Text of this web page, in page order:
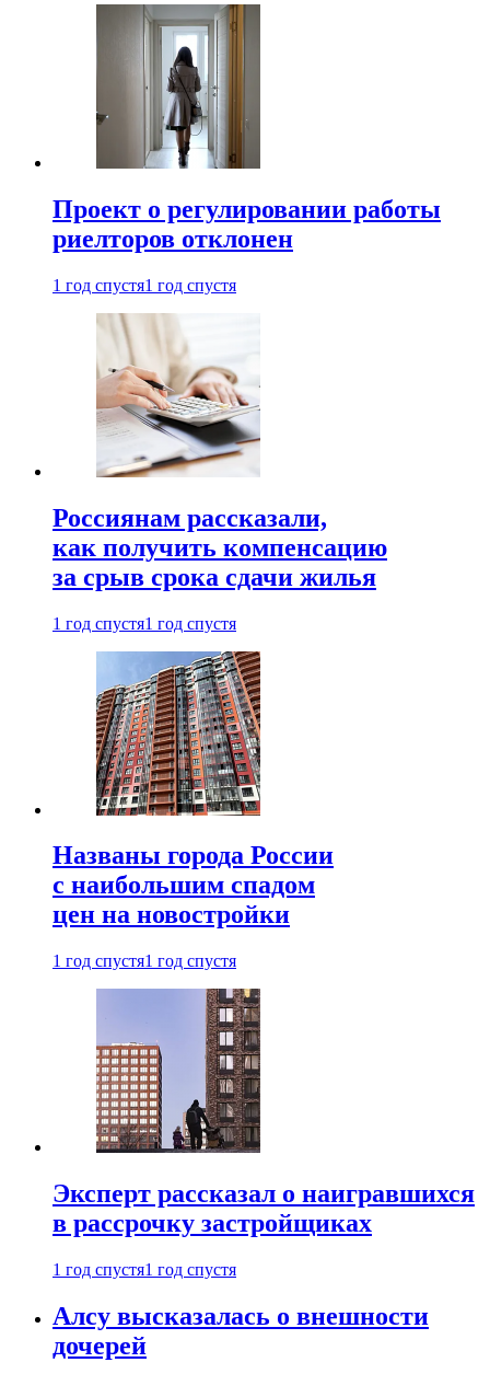
Проект о регулировании работы
риелторов отклонен
1 год спустя1 год спустя
Россиянам рассказали,
как получить компенсацию
за срыв срока сдачи жилья
1 год спустя1 год спустя
Названы города России
с наибольшим спадом
цен на новостройки
1 год спустя1 год спустя
Эксперт рассказал о наигравшихся
в рассрочку застройщиках
1 год спустя1 год спустя
Алсу высказалась о внешности
дочерей